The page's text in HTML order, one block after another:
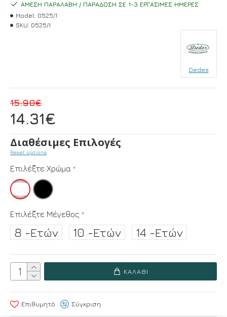
14.31€
15.90€
ΆΜΕΣΗ ΠΑΡΑΛΑΒΉ / ΠΑΡΆΔΟΣΗ ΣΕ 1-3 ΕΡΓΆΣΙΜΕΣ ΗΜΈΡΕΣ
Model: 0525/1
SKU: 0525/1
Dedes
Διαθέσιμες Επιλογές
Reset options
Επιλέξτε Χρώμα
Επιλέξτε Μέγεθος
8 -Ετών 10 -Ετών 14 -Ετών
ΚΑΛΆΘΙ
Επιθυμητό Σύγκριση